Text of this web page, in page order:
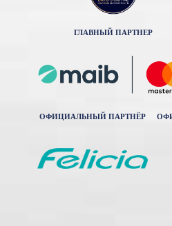
ГЛАВНЫЙ ПАРТНЕР
ОФИЦИАЛЬНЫЙ ПАРТНЁР